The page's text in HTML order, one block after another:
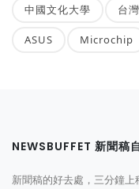
中國文化大學 台
ASUS Microchip
NEWSBUFFET 新聞稿
新聞稿的好去處，三分鐘上